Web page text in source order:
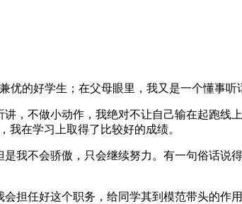
的好学生；在父母眼里，我又是一个懂事听
，不做小动作，我绝对不让自己输在起跑线
我在学习上取得了比较好的成绩。
我不会骄傲，只会继续努力。有一句俗话说
担任好这个职务，给同学其到模范带头的